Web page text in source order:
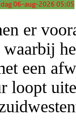
er
een
loopt